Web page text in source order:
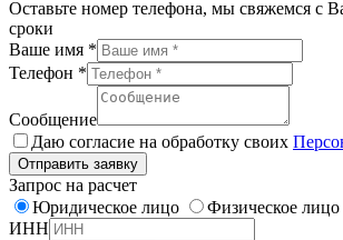
Оставьте номер телефона, мы свяжемся с
сроки
Ваше имя *
Телефон *
Сообщение
Даю согласие на обработку своих
Отправить заявку
Запрос на расчет
Юридическое лицо
Физическое лицо
ИНН